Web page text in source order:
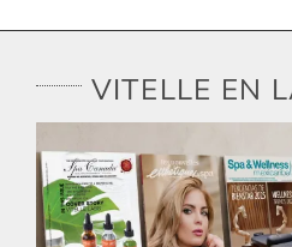
VITELLE EN